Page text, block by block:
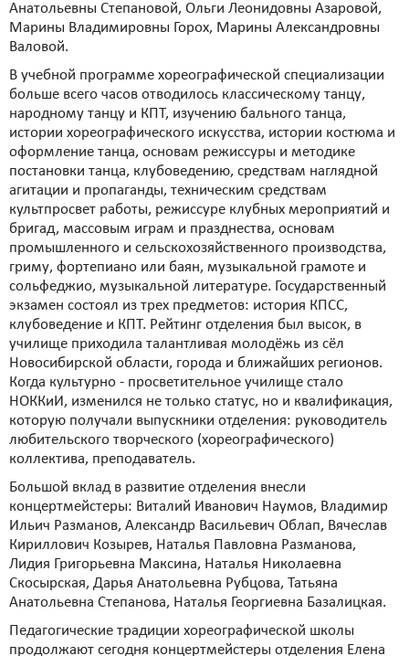
Анатольевны Степановой, Ольги Леонидовны Азаровой,
Марины Владимировны Горох, Марины Александровны
Валовой.
В учебной программе хореографической специализации
больше всего часов отводилось классическому танцу,
народному танцу и КПТ, изучению бального танца,
истории хореографического искусства, истории костюма и
оформление танца, основам режиссуры и методике
постановки танца, клубоведению, средствам наглядной
агитации и пропаганды, техническим средствам
культпросвет работы, режиссуре клубных мероприятий и
бригад, массовым играм и празднества, основам
промышленного и сельскохозяйственного производства,
гриму, фортепиано или баян, музыкальной грамоте и
сольфеджио, музыкальной литературе. Государственный
экзамен состоял из трех предметов: история КПСС,
клубоведение и КПТ. Рейтинг отделения был высок, в
училище приходила талантливая молодёжь из сёл
Новосибирской области, города и ближайших регионов.
Когда культурно - просветительное училище стало
НОККиИ, изменился не только статус, но и квалификация,
которую получали выпускники отделения: руководитель
любительского творческого (хореографического)
коллектива, преподаватель.
Большой вклад в развитие отделения внесли
концертмейстеры: Виталий Иванович Наумов, Владимир
Ильич Разманов, Александр Васильевич Облап, Вячеслав
Кириллович Козырев, Наталья Павловна Разманова,
Лидия Григорьевна Максина, Наталья Николаевна
Скосырская, Дарья Анатольевна Рубцова, Татьяна
Анатольевна Степанова, Наталья Георгиевна Базалицкая.
Педагогические традиции хореографической школы
продолжают сегодня концертмейстеры отделения Елена